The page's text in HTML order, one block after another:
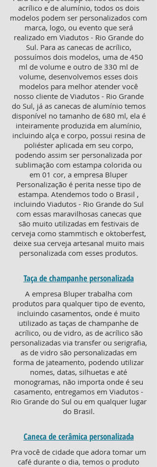
acrílico e de alumínio, todos os dois
modelos podem ser personalizados com
marca, logo, ou evento que será
realizado em Viadutos - Rio Grande do
Sul. Para as canecas de acrílico,
possuímos dois modelos, uma de 450
ml de volume e outro de 330 ml de
volume, desenvolvemos esses dois
modelos para melhor atender você
nosso cliente de Viadutos - Rio Grande
do Sul, já as canecas de alumínio temos
disponível no tamanho de 680 ml, ela é
inteiramente produzida em alumínio,
incluindo alça e corpo, possui resina de
poliéster aplicada em seu corpo,
podendo assim ser personalizada por
sublimação com estampa colorida ou
em 01 cor, a empresa Bluper
Personalização é perita nesse tipo de
estampa. Atendemos todo o Brasil ,
incluindo Viadutos - Rio Grande do Sul
com essas maravilhosas canecas que
são muito utilizadas em festivais de
cerveja como stammtisch e oktoberfest,
deixe sua cerveja artesanal muito mais
personalizada com esses produtos.
Taça de champanhe personalizada
A empresa Bluper trabalha com
produtos para qualquer tipo de evento,
incluindo casamentos, onde é muito
utilizado as taças de champanhe de
acrílico, ou de vidro, as de acrílico são
personalizadas via transfer ou serigrafia,
as de vidro são personalizadas em
forma de jateamento, podendo utilizar
nomes, datas, silhuetas e até
monogramas, não importa onde é seu
casamento, entregamos em Viadutos -
Rio Grande do Sul ou em qualquer lugar
do Brasil.
Caneca de cerâmica personalizada
Pra você de cidade que adora tomar um
café durante o dia, temos o produto